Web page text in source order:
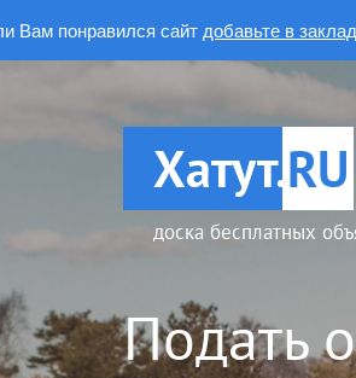
Вам понравился сайт добавьте в
Хатут.RU
доска бесплатных
Подать